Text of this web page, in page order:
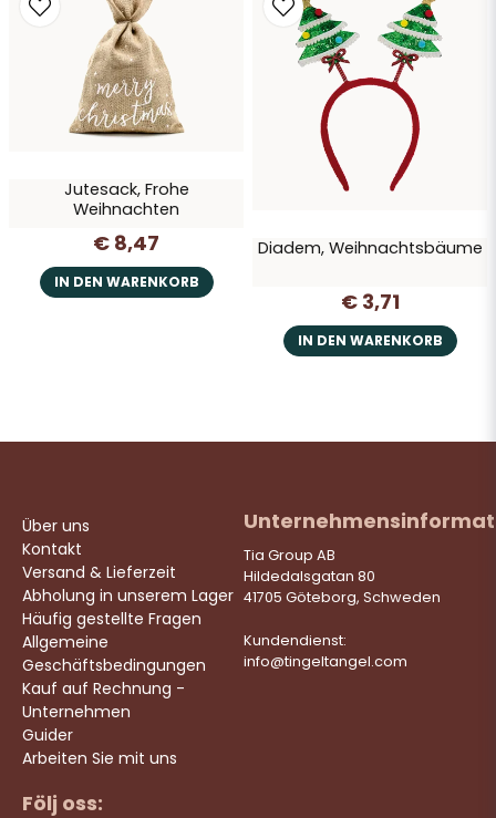
Jutesack, Frohe
Weihnachten
€ 8,47
IN DEN WARENKORB
Diadem, Weihnachtsbäume
€ 3,71
IN DEN WARENKORB
Über uns
Kontakt
Versand & Lieferzeit
Abholung in unserem Lager
Häufig gestellte Fragen
Allgemeine
Geschäftsbedingungen
Kauf auf Rechnung -
Unternehmen
Guider
Arbeiten Sie mit uns
Tia Group AB
Hildedalsgatan 80
41705 Göteborg, Schweden
Kundendienst:
info@tingeltangel.com
Följ oss: